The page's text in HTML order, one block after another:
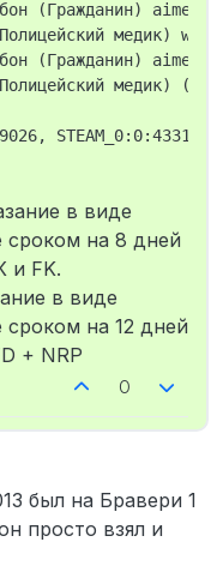
пистолет по
начинает по мне
оружие и
паники меня
Приехали офицеры
меня по среди
(Гражданин)
медик)
(Гражданин)
медик)
в виде
сроком на 8 дней
и FK.
в виде
сроком на 12 дней
+ NRP
0
был на Бравери 1
просто взял и